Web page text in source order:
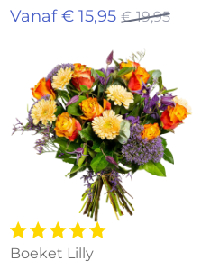
Vanaf € 15,95 € 19,95
Boeket Lilly